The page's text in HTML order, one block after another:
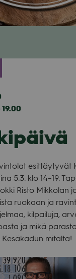
esit­täy­ty­vät
5.3. klo 14–19.
Risto Mik­ko­lan
ruo­kaan ja
kil­pai­luja,
ja mikä
mitalta!